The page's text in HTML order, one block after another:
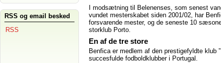
RSS og email besked
RSS
I modsætning til Belenenses, som senest
vundet mesterskabet siden 2001/02, har
forsvarende mester, og de seneste 10
storklub Porto.
En af de tre store
Benfica er medlem af den prestigefyldte
succesfulde fodboldklubber i Portugal.